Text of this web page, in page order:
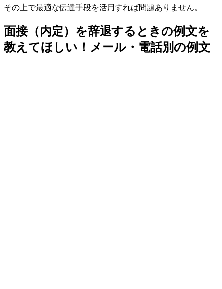
その上で最適な伝達手段を活用すれば問題ありません。
面接（内定）を辞退するときの例文を
教えてほしい！メール・電話別の例文